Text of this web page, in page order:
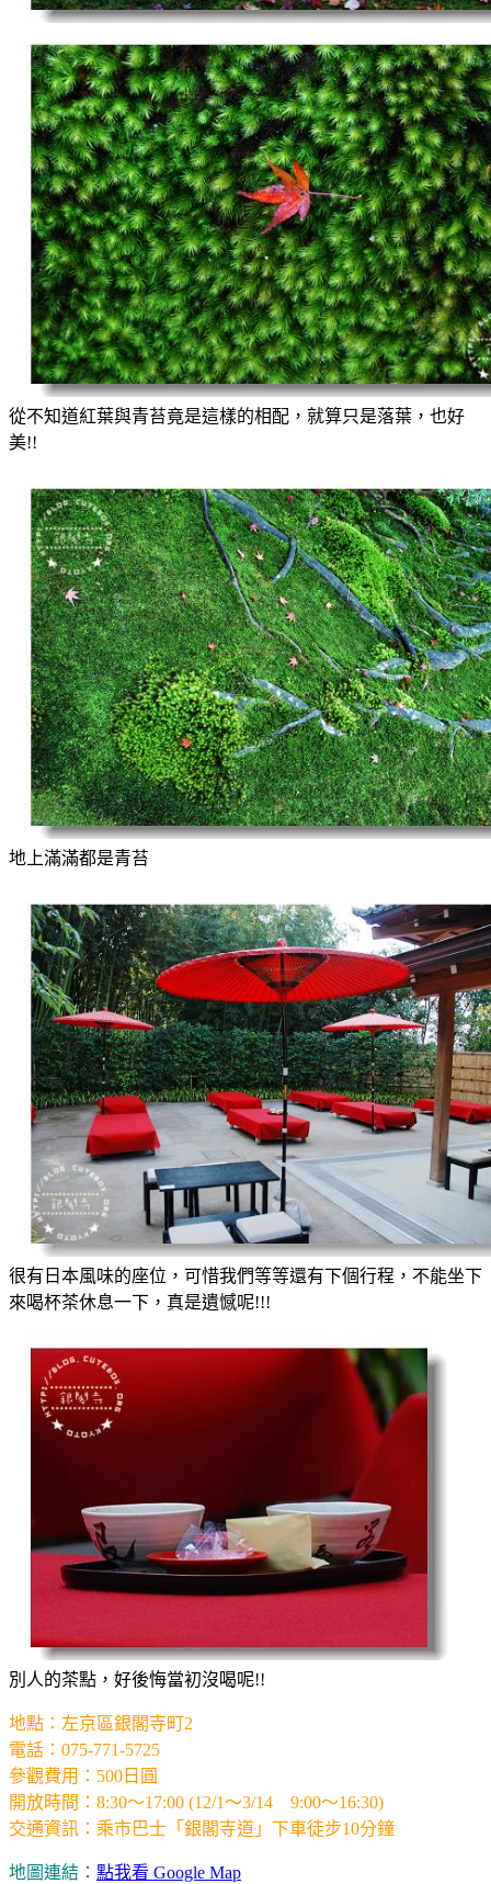
從不知道紅葉與青苔竟是這樣的相配，就算只是落葉，也好
美!!
地上滿滿都是青苔
很有日本風味的座位，可惜我們等等還有下個行程，不能坐下
來喝杯茶休息一下，真是遺憾呢!!!
別人的茶點，好後悔當初沒喝呢!!
地點：左京區銀閣寺町2
電話：075-771-5725
參觀費用：500日圓
開放時間：8:30～17:00 (12/1～3/14 9:00～16:30)
交通資訊：乘市巴士「銀閣寺道」下車徒步10分鐘
地圖連結： 點我看 Google Map